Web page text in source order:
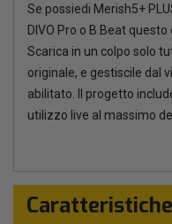
Se possiedi Merish5+
DIVO Pro o B.Beat
Scarica in un colpo solo
originale, e gestiscile dal
abilitato. Il progetto
utilizzo live al massimo
Caratteristiche